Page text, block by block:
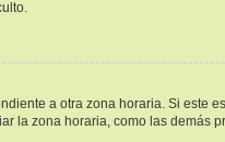
a otra zona horaria. Si este
la zona horaria, como las